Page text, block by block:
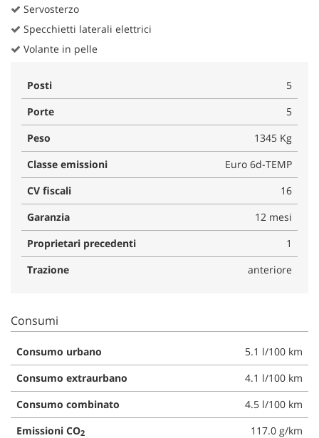
Servosterzo
Specchietti laterali elettrici
Volante in pelle
Posti
5
Porte
5
Peso
1345 Kg
Classe emissioni
Euro 6d-TEMP
CV fiscali
16
Garanzia
12 mesi
Proprietari precedenti
1
Trazione
anteriore
Consumi
Consumo urbano
5.1 l/100 km
Consumo extraurbano
4.1 l/100 km
Consumo combinato
4.5 l/100 km
Emissioni CO2 117.0 g/km